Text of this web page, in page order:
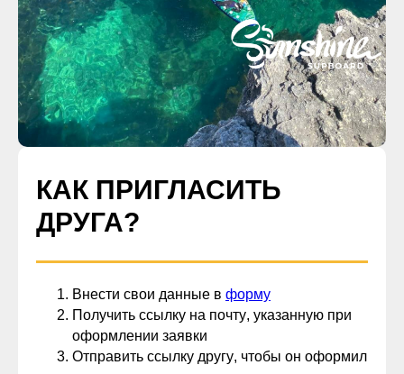
КАК ПРИГЛАСИТЬ
ДРУГА?
Внести свои данные в форму
Получить ссылку на почту, указанную при
оформлении заявки
Отправить ссылку другу, чтобы он оформил